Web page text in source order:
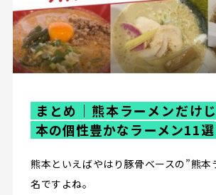
まとめ｜熊本ラーメンだけ
本の個性豊かなラーメン11選
熊本といえばやはり豚骨ベースの”熊本
名ですよね。